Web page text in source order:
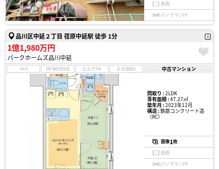
動画
パノラマ / VR
品川区中延２丁目 荏原中延駅 徒歩 1分
1億1,980万円
パークホームズ品川中延
NEW 現地見学会 おすすめ 会員限定 中古マンション
間取り :2LDK
専有面積 :47.27㎡
築年月 :2023年12月
構造 :鉄筋コンクリート造
（RC）
画像1枚
動画
パノラマ / VR